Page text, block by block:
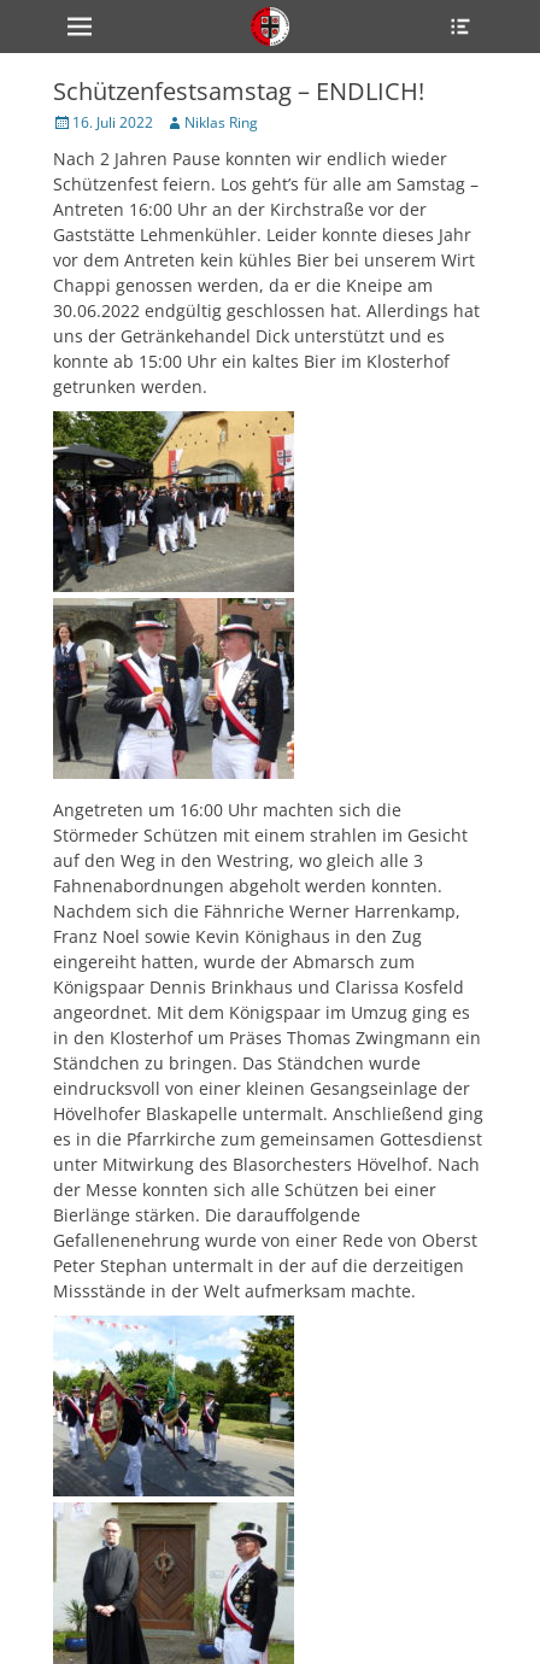
zum
Inhalt
Primärmenü
Schützenfestsamstag – ENDLICH!
Veröffentlicht
16. Juli 2022 Author
Niklas Ring
Nach 2 Jahren Pause konnten wir endlich wieder
Schützenfest feiern. Los geht’s für alle am Samstag –
Antreten 16:00 Uhr an der Kirchstraße vor der
Gaststätte Lehmenkühler. Leider konnte dieses Jahr
vor dem Antreten kein kühles Bier bei unserem Wirt
Chappi genossen werden, da er die Kneipe am
30.06.2022 endgültig geschlossen hat. Allerdings hat
uns der Getränkehandel Dick unterstützt und es
konnte ab 15:00 Uhr ein kaltes Bier im Klosterhof
getrunken werden.
Angetreten um 16:00 Uhr machten sich die
Störmeder Schützen mit einem strahlen im Gesicht
auf den Weg in den Westring, wo gleich alle 3
Fahnenabordnungen abgeholt werden konnten.
Nachdem sich die Fähnriche Werner Harrenkamp,
Franz Noel sowie Kevin Könighaus in den Zug
eingereiht hatten, wurde der Abmarsch zum
Königspaar Dennis Brinkhaus und Clarissa Kosfeld
angeordnet. Mit dem Königspaar im Umzug ging es
in den Klosterhof um Präses Thomas Zwingmann ein
Ständchen zu bringen. Das Ständchen wurde
eindrucksvoll von einer kleinen Gesangseinlage der
Hövelhofer Blaskapelle untermalt. Anschließend ging
es in die Pfarrkirche zum gemeinsamen Gottesdienst
unter Mitwirkung des Blasorchesters Hövelhof. Nach
der Messe konnten sich alle Schützen bei einer
Bierlänge stärken. Die darauffolgende
Gefallenenehrung wurde von einer Rede von Oberst
Peter Stephan untermalt in der auf die derzeitigen
Missstände in der Welt aufmerksam machte.